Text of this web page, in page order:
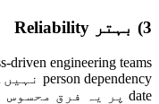
3) بہتر Reliability
date پر یہ فرق محسوس ہوتا ہے。